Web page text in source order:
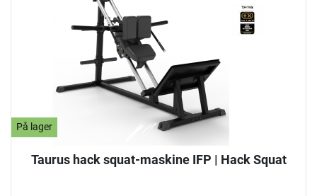
På lager
Taurus hack squat-maskine IFP | Hack Squat